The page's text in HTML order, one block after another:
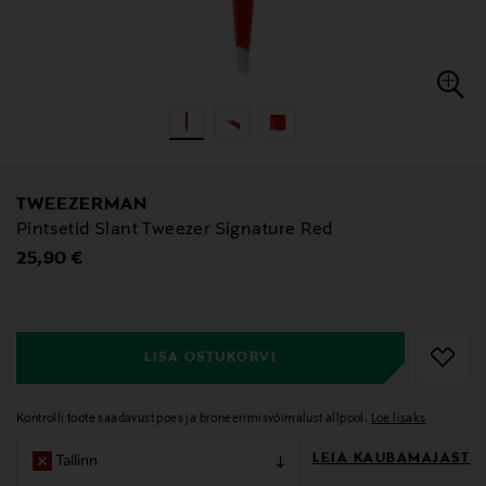
TWEEZERMAN
Pintsetid Slant Tweezer Signature Red
Original Price
25,90 €
LISA OSTUKORVI
Kontrolli toote saadavust poes ja broneerimisvõimalust allpool. Loe lisaks
Tallinn LEIA KAUBAMAJAST